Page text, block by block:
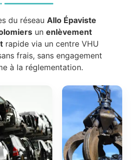
du réseau Allo Épaviste
unenlèvement
rapide via un centre VHU
frais, sans engagement
à la réglementation.